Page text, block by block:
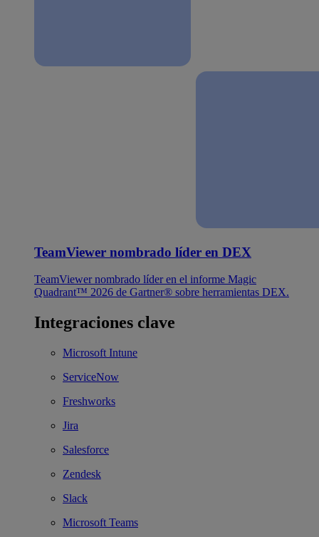
TeamViewer nombrado líder en DEX
TeamViewer nombrado líder en el informe Magic
Quadrant™ 2026 de Gartner® sobre herramientas DEX.
Integraciones clave
Microsoft Intune
ServiceNow
Freshworks
Jira
Salesforce
Zendesk
Slack
Microsoft Teams